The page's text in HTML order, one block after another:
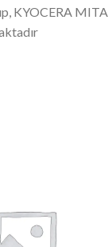
KYOCERA MITA